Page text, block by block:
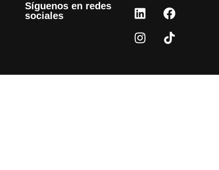
Síguenos en redes
sociales